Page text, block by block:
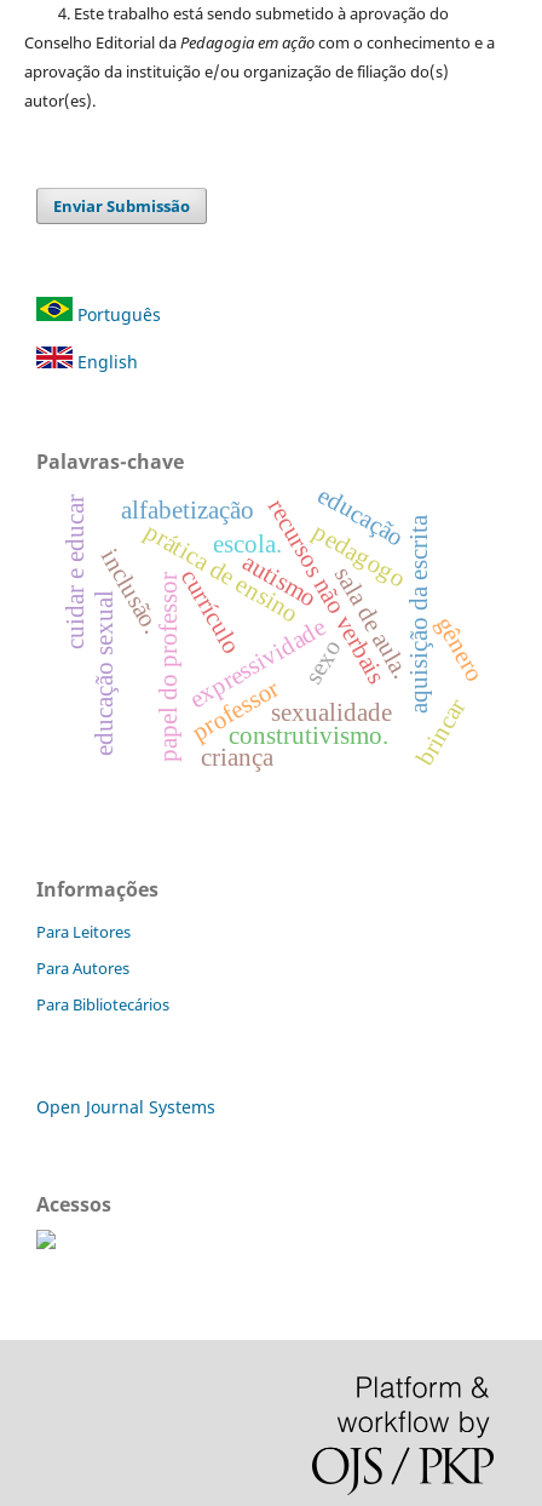
4. Este trabalho está sendo submetido à aprovação do
Conselho Editorial daPedagogia em açãocom o conhecimento e a
aprovação da instituição e/ou organização de filiação do(s)
autor(es).
Enviar Submissão
Português
English
Palavras-chave
currículo
prática de ensino
papel do professor
inclusão.
expressividade
professor
recursos não verbais
sala de aula.aquisição da escrita
pedagogo
educação sexual sexo
sexualidade
criança brincar
escola.
gênero
educação
cuidar e educar alfabetização
construtivismo.
autismo
Informações
Para Leitores
Para Autores
Para Bibliotecários
Open Journal Systems
Acessos